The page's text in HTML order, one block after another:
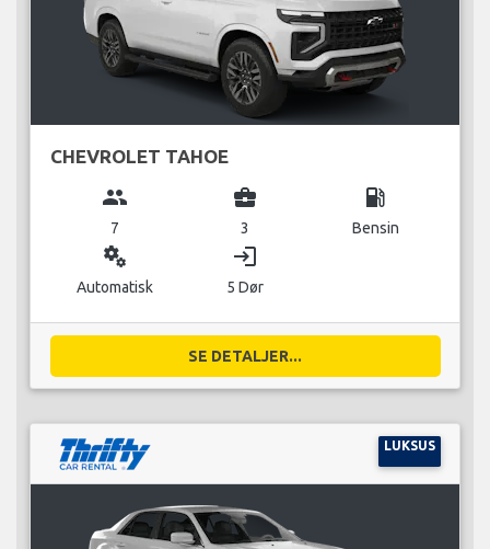
CHEVROLET TAHOE
group
7
business_center
3
local_gas_station
Bensin
miscellaneous_services
Automatisk
login
5 Dør
SE DETALJER...
LUKSUS